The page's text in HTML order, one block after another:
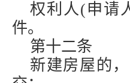
权利人(申请
件。
第十二条
新建房屋的